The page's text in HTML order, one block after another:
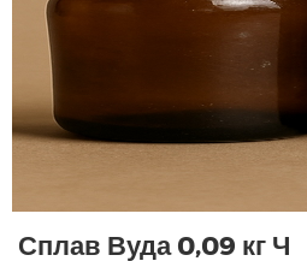
Сплав Вуда 0,09 кг Ч